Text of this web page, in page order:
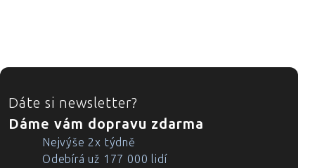
ZÁPATÍ
Dáte si newsletter?
Dáme vám dopravu zdarma
Nejvýše 2x týdně
Odebírá už 177 000 lidí